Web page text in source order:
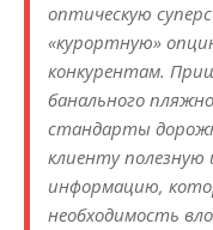
оптическую
«курортную»
конкурентам.
банального
стандарты
клиенту
информацию,
необходимость